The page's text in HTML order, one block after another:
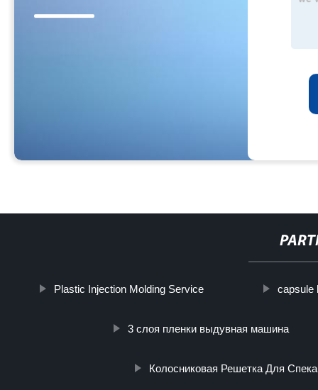
Plastic Injection Molding Service capsule
3 слоя пленки выдувная машина
Колосниковая Решетка Для